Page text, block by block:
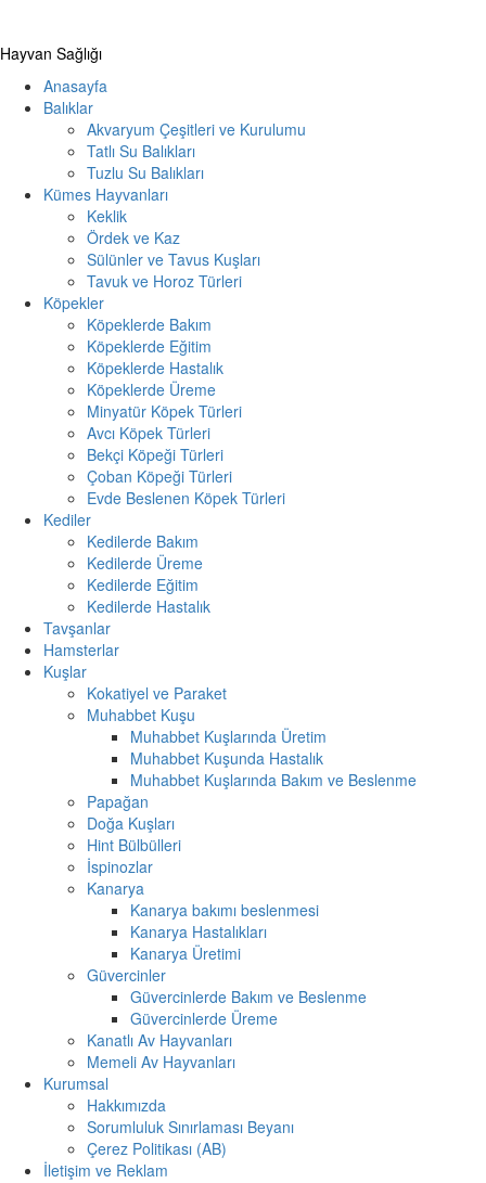
Primary
Hayvan Sağlığı
Anasayfa
Balıklar
Akvaryum Çeşitleri ve Kurulumu
Tatlı Su Balıkları
Tuzlu Su Balıkları
Kümes Hayvanları
Keklik
Ördek ve Kaz
Sülünler ve Tavus Kuşları
Tavuk ve Horoz Türleri
Köpekler
Köpeklerde Bakım
Köpeklerde Eğitim
Köpeklerde Hastalık
Köpeklerde Üreme
Minyatür Köpek Türleri
Avcı Köpek Türleri
Bekçi Köpeği Türleri
Çoban Köpeği Türleri
Evde Beslenen Köpek Türleri
Kediler
Kedilerde Bakım
Kedilerde Üreme
Kedilerde Eğitim
Kedilerde Hastalık
Tavşanlar
Hamsterlar
Kuşlar
Kokatiyel ve Paraket
Muhabbet Kuşu
Muhabbet Kuşlarında Üretim
Muhabbet Kuşunda Hastalık
Muhabbet Kuşlarında Bakım ve Beslenme
Papağan
Doğa Kuşları
Hint Bülbülleri
İspinozlar
Kanarya
Kanarya bakımı beslenmesi
Kanarya Hastalıkları
Kanarya Üretimi
Güvercinler
Güvercinlerde Bakım ve Beslenme
Güvercinlerde Üreme
Kanatlı Av Hayvanları
Memeli Av Hayvanları
Kurumsal
Hakkımızda
Sorumluluk Sınırlaması Beyanı
Çerez Politikası (AB)
İletişim ve Reklam